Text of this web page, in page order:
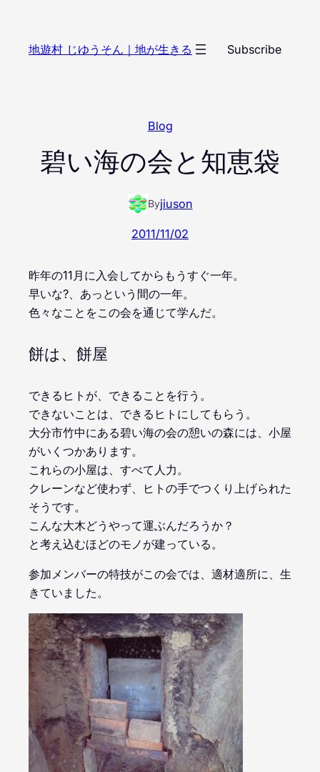
地遊村 じゆうそん｜地が生きる Subscribe
Blog
碧い海の会と知恵袋
Byjiuson
2011/11/02
昨年の11月に入会してからもうすぐ一年。
早いな?、あっという間の一年。
色々なことをこの会を通じて学んだ。
餅は、餅屋
できるヒトが、できることを行う。
できないことは、できるヒトにしてもらう。
大分市竹中にある碧い海の会の憩いの森には、小屋
がいくつかあります。
これらの小屋は、すべて人力。
クレーンなど使わず、ヒトの手でつくり上げられた
そうです。
こんな大木どうやって運ぶんだろうか？
と考え込むほどのモノが建っている。
参加メンバーの特技がこの会では、適材適所に、生
きていました。